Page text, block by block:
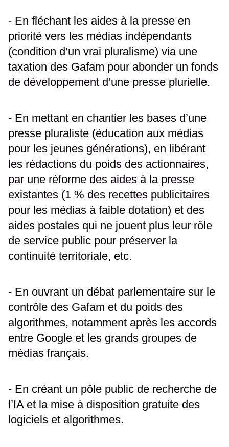
- En fléchant les aides à la presse en
priorité vers les médias indépendants
(condition d’un vrai pluralisme) via une
taxation des Gafam pour abonder un fonds
de développement d’une presse plurielle.
- En mettant en chantier les bases d’une
presse pluraliste (éducation aux médias
pour les jeunes générations), en libérant
les rédactions du poids des actionnaires,
par une réforme des aides à la presse
existantes (1 % des recettes publicitaires
pour les médias à faible dotation) et des
aides postales qui ne jouent plus leur rôle
de service public pour préserver la
continuité territoriale, etc.
- En ouvrant un débat parlementaire sur le
contrôle des Gafam et du poids des
algorithmes, notamment après les accords
entre Google et les grands groupes de
médias français.
- En créant un pôle public de recherche de
l’IA et la mise à disposition gratuite des
logiciels et algorithmes.